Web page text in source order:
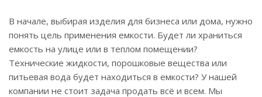
В начале, выбирая изделия для бизнеса или дома, нужно
понять цель применения емкости. Будет ли храниться
емкость на улице или в теплом помещении?
Технические жидкости, порошковые вещества или
питьевая вода будет находиться в емкости? У нашей
компании не стоит задача продать всё и всем. Мы